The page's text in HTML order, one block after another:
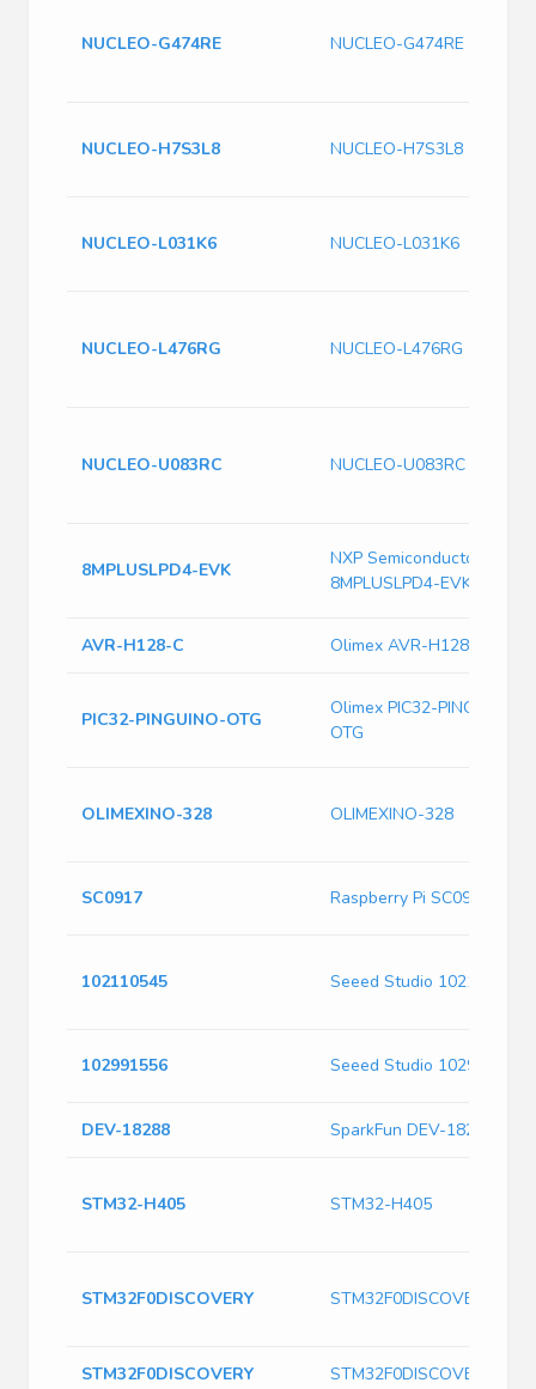
NUCLEO-G474RE NUCLEO-G474RE
NUCLEO-H7S3L8 NUCLEO-H7S3L8
NUCLEO-L031K6 NUCLEO-L031K6
NUCLEO-L476RG NUCLEO-L476RG
NUCLEO-U083RC NUCLEO-U083RC
8MPLUSLPD4-EVK
NXP Semiconductors
8MPLUSLPD4-EVK
AVR-H128-C Olimex AVR-H128-C
PIC32-PINGUINO-OTG
Olimex PIC32-PINGUINO-
OTG
OLIMEXINO-328 OLIMEXINO-328
SC0917 Raspberry Pi SC0917
102110545 Seeed Studio 102110545
102991556 Seeed Studio 102991556
DEV-18288 SparkFun DEV-18288
STM32-H405 STM32-H405
STM32F0DISCOVERY STM32F0DISCOVERY
STM32F0DISCOVERY
STM32F0DISCOVERY